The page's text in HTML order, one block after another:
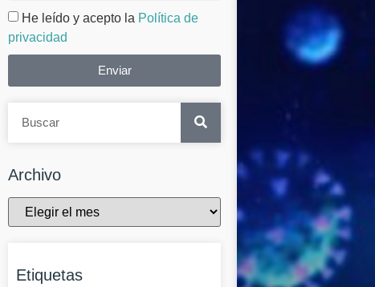
He leído y acepto la Política de
privacidad
Enviar
Archivo
Etiquetas